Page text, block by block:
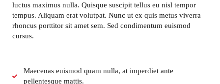
luctus maximus nulla. Quisque suscipit tellus eu nisl tempor
tempus. Aliquam erat volutpat. Nunc ut ex quis metus viverra
rhoncus porttitor sit amet sem. Sed condimentum euismod
cursus.
Maecenas euismod quam nulla, at imperdiet ante
pellentesque mattis.